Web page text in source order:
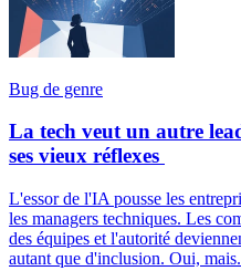
Bug de genre
La tech veut un autre
ses vieux réflexes
L'essor de l'IA pousse les
les managers techniques. Les
des équipes et l'autorité
autant que d'inclusion. Oui,